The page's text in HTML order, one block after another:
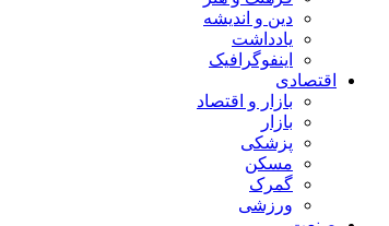
دین و اندیشه
یادداشت
اینفوگرافیک
اقتصادی
بازار و اقتصاد
بازار
پزشکی
مسکن
گمرک
ورزشی